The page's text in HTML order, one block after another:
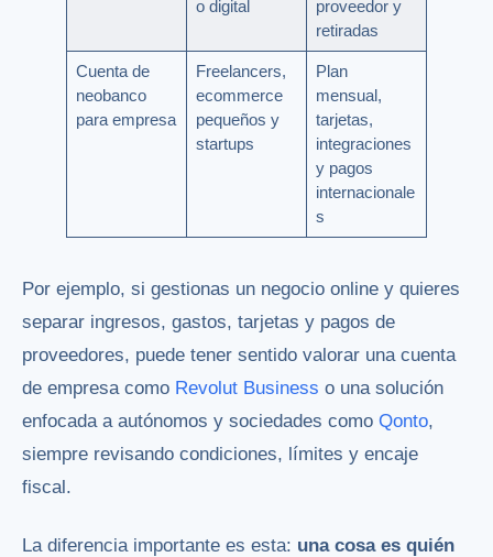
o digital
proveedor y
retiradas
Cuenta de
neobanco
para empresa
Freelancers,
ecommerce
pequeños y
startups
Plan
mensual,
tarjetas,
integraciones
y pagos
internacionale
s
Por ejemplo, si gestionas un negocio online y quieres
separar ingresos, gastos, tarjetas y pagos de
proveedores, puede tener sentido valorar una cuenta
de empresa como Revolut Business o una solución
enfocada a autónomos y sociedades como Qonto,
siempre revisando condiciones, límites y encaje
fiscal.
La diferencia importante es esta: una cosa es quién